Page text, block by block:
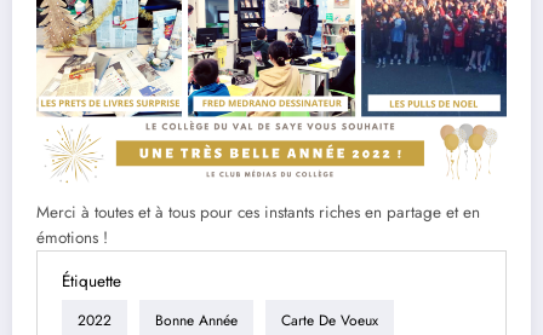
Merci à toutes et à tous pour ces instants riches en partage et en
émotions !
Étiquette
2022 Bonne Année Carte De Voeux